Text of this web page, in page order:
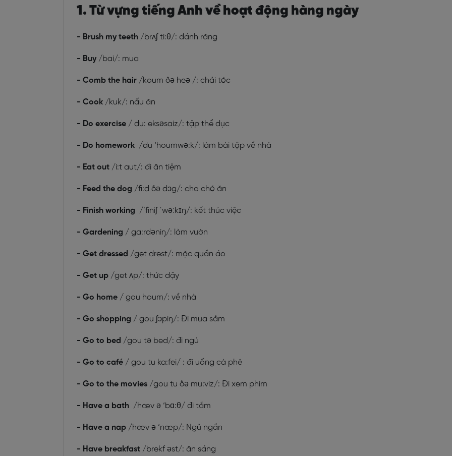
1. Từ vựng tiếng Anh về hoạt động hàng ngày
- Brush my teeth /brʌʃ ti:θ/: đánh răng
- Buy /bai/: mua
- Comb the hair /koum ðə heə /: chải tóc
- Cook /kuk/: nấu ăn
- Do exercise / du: eksəsaiz/: tập thể dục
- Do homework /du ‘houmwə:k/: làm bài tập về nhà
- Eat out /i:t aut/: đi ăn tiệm
- Feed the dog /fi:d ðə dɔg/: cho chó ăn
- Finish working /’finiʃ ˈwəːkɪŋ/: kết thúc việc
- Gardening / ga:rdəniŋ/: làm vườn
- Get dressed /get drest/: mặc quần áo
- Get up /get ʌp/: thức dậy
- Go home / gou houm/: về nhà
- Go shopping / gou ʃɔpiŋ/: Đi mua sắm
- Go to bed /gou tə bed/: đi ngủ
- Go to café / gou tu ka:fei/ : đi uống cà phê
- Go to the movies /gou tu ðə mu:viz/: Đi xem phim
- Have a bath /hæv ə ‘bɑ:θ/ đi tắm
- Have a nap /hæv ə ‘næp/: Ngủ ngắn
- Have breakfast /brekf əst/: ăn sáng